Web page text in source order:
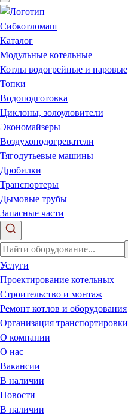
Каталог
Модульные котельные
Котлы водогрейные и паровые
Топки
Водоподготовка
Циклоны, золоуловители
Экономайзеры
Воздухоподогреватели
Тягодутьевые машины
Дробилки
Транспортеры
Дымовые трубы
Запасные части
Услуги
Проектирование котельных
Строительство и монтаж
Ремонт котлов и оборудования
Организация транспортировки
О компании
О нас
Вакансии
В наличии
Новости
В наличии